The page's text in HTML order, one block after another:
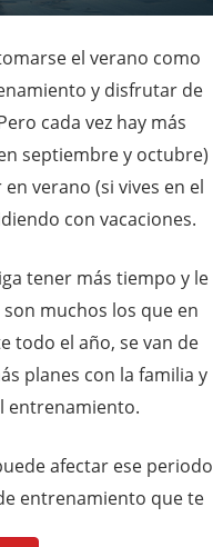
el verano como
y disfrutar de
cada vez hay más
septiembre y octubre)
verano (si vives en el
con vacaciones.
tener más tiempo y le
muchos los que en
todo el año, se van de
planes con la familia y
entrenamiento.
afectar ese periodo
entrenamiento que te